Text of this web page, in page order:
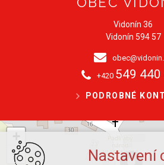
Vidonín 36
Vidonín 594 57
+420 549 440
PODROBNÉ
−
Nastavení